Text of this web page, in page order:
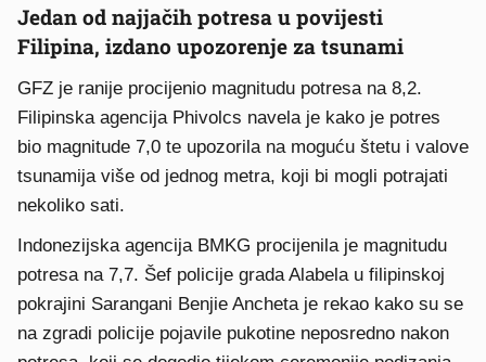
Jedan od najjačih potresa u povijesti
Filipina, izdano upozorenje za tsunami
GFZ je ranije procijenio magnitudu potresa na 8,2.
Filipinska agencija Phivolcs navela je kako je potres
bio magnitude 7,0 te upozorila na moguću štetu i valove
tsunamija više od jednog metra, koji bi mogli potrajati
nekoliko sati.
Indonezijska agencija BMKG procijenila je magnitudu
potresa na 7,7. Šef policije grada Alabela u filipinskoj
pokrajini Sarangani Benjie Ancheta je rekao kako su se
na zgradi policije pojavile pukotine neposredno nakon